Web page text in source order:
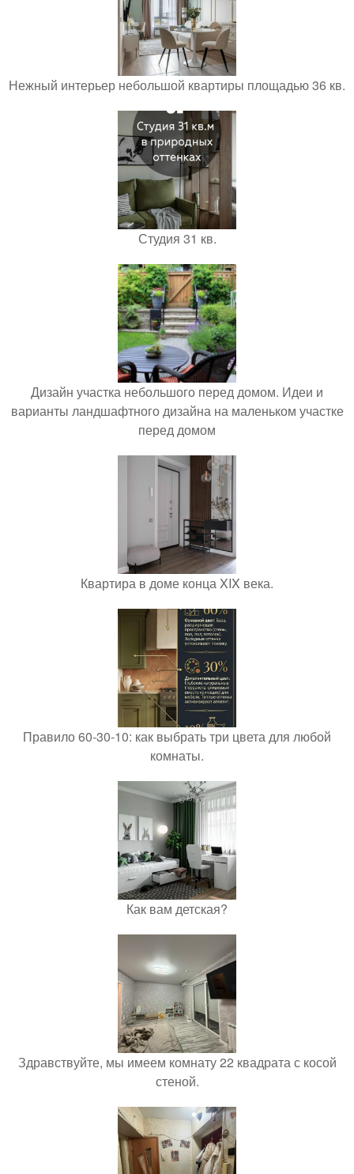
Нежный интерьер небольшой квартиры площадью 36 кв.
Студия 31 кв.
Дизайн участка небольшого перед домом. Идеи и
варианты ландшафтного дизайна на маленьком участке
перед домом
Квартира в доме конца XIX века.
Правило 60-30-10: как выбрать три цвета для любой
комнаты.
Как вам детская?
Здравствуйте, мы имеем комнату 22 квадрата с косой
стеной.